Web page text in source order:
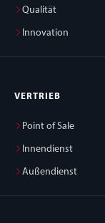
Qualität
Innovation
VERTRIEB
Point of Sale
Innendienst
Außendienst